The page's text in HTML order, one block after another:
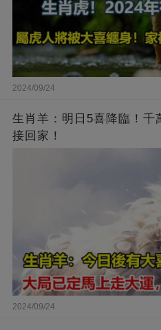
2024/09/24
生肖羊：明日5喜降臨！千
接回家！
2024/09/24